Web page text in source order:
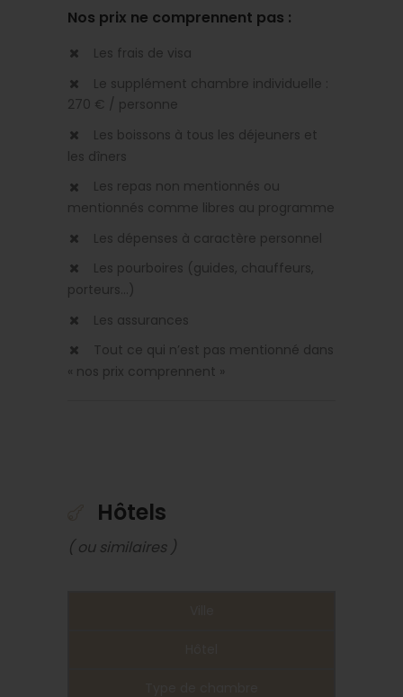
Nos prix ne comprennent pas :
Les frais de visa
Le supplément chambre individuelle :
270 € / personne
Les boissons à tous les déjeuners et
les dîners
Les repas non mentionnés ou
mentionnés comme libres au programme
Les dépenses à caractère personnel
Les pourboires (guides, chauffeurs,
porteurs...)
Les assurances
Tout ce qui n’est pas mentionné dans
« nos prix comprennent »
Hôtels
( ou similaires )